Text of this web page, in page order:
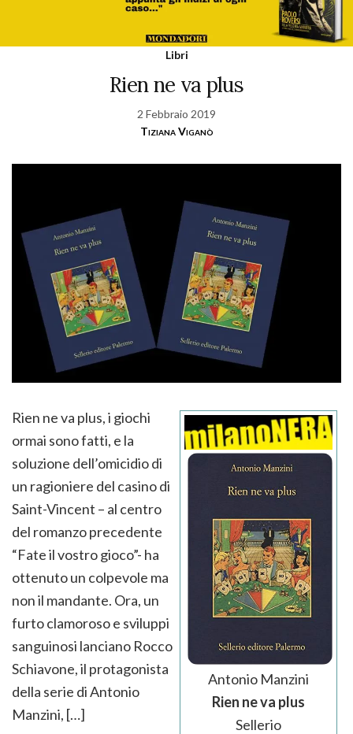
Libri
Rien ne va plus
2 Febbraio 2019
Tiziana Viganò
Antonio Manzini
Rien ne va plus
Sellerio
Rien ne va plus, i giochi
ormai sono fatti, e la
soluzione dell’omicidio di
un ragioniere del casino di
Saint-Vincent – al centro
del romanzo precedente
“Fate il vostro gioco”- ha
ottenuto un colpevole ma
non il mandante. Ora, un
furto clamoroso e sviluppi
sanguinosi lanciano Rocco
Schiavone, il protagonista
della serie di Antonio
Manzini, […]